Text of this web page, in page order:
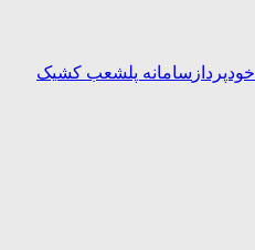
خودپرداز سامانه پلشعب کشیک